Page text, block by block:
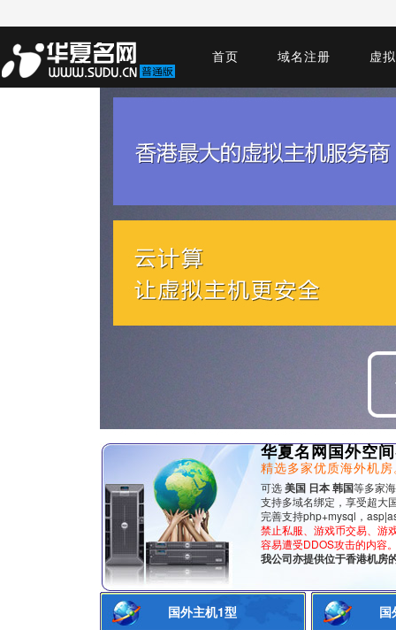
首页 域名注册 虚
华夏名网国外空
精选多家优质海外机
可选美国 日本 韩国等多家
支持多域名绑定，享受超大
完善支持php+mysql，
禁止私服、游戏币交易、游
容易遭受DDOS攻击的内容
我公司亦提供位于香港机房
国外主机1型
国